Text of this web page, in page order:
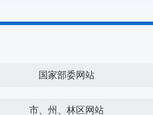
国家部委网站
市、州、林区网站